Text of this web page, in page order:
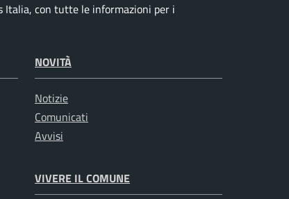
Italia, con tutte le informazioni per i
NOVITÀ
Notizie
Comunicati
Avvisi
VIVERE IL COMUNE